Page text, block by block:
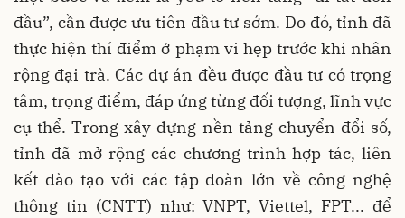
đầu”, cần được ưu tiên đầu tư sớm. Do đó, tỉnh đã
thực hiện thí điểm ở phạm vi hẹp trước khi nhân
rộng đại trà. Các dự án đều được đầu tư có trọng
tâm, trọng điểm, đáp ứng từng đối tượng, lĩnh vực
cụ thể. Trong xây dựng nền tảng chuyển đổi số,
tỉnh đã mở rộng các chương trình hợp tác, liên
kết đào tạo với các tập đoàn lớn về công nghệ
thông tin (CNTT) như: VNPT, Viettel, FPT... để